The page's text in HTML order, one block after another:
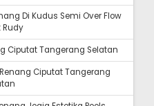
Di Kudus Semi Over Flow
Rudy
Ciputat Tangerang Selatan
Ciputat Tangerang